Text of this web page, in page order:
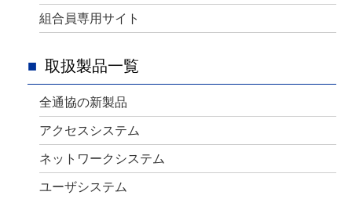
組合員専用サイト
取扱製品一覧
全通協の新製品
アクセスシステム
ネットワークシステム
ユーザシステム